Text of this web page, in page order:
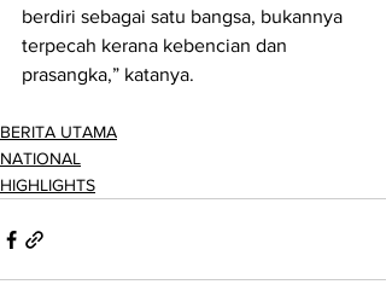
berdiri sebagai satu bangsa, bukannya
terpecah kerana kebencian dan
prasangka,” katanya.
BERITA UTAMA
NATIONAL
HIGHLIGHTS